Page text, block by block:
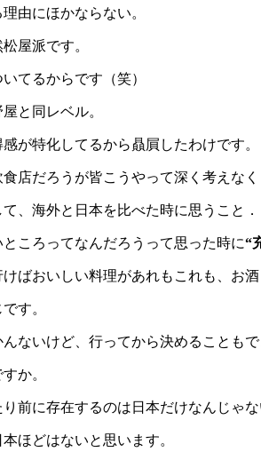
由にほかならない。
屋派です。
てるからです（笑）
と同レベル。
が特化してるから贔屓したわけです。
店だろうが皆こうやって深く考えな
、海外と日本を比べた時に思うこと．
ころってなんだろうって思った時に“
ばおいしい料理があれもこれも、お
す。
ないけど、行ってから決めることもで
か。
前に存在するのは日本だけなんじゃ
ほどはないと思います。